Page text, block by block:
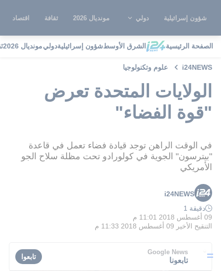
شؤون إسرائيلية دولي مونديال 2026 ثقافة اقتصاد
الصفحة الرئيسية الشرق الأوسطشؤون إسرائيليةدوليمونديال 2026
i24NEWS علوم وتكنولوجيا
الولايات المتحدة تعرض
"قوة الفضاء"
في الوقت الراهن توجد قيادة فضاء تعمل في قاعدة
"بيترسون" الجوية في كولورادو تحت مظلة سلاح الجو
الأمريكي
i24NEWS
دقيقة 1
09 أغسطس 2018 11:01 م
التنقيح الأخير 09 أغسطس 2018 11:33 م
Google News
تابعونا تابعوا